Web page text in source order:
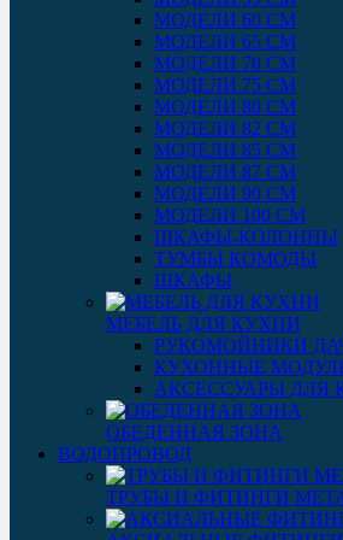
МОДЕЛИ 60 СМ
МОДЕЛИ 65 СМ
МОДЕЛИ 70 СМ
МОДЕЛИ 75 СМ
МОДЕЛИ 80 СМ
МОДЕЛИ 82 СМ
МОДЕЛИ 85 СМ
МОДЕЛИ 87 СМ
МОДЕЛИ 90 СМ
МОДЕЛИ 100 СМ
ШКАФЫ-КОЛОННЫ
ТУМБЫ КОМОДЫ
ШКАФЫ
МЕБЕЛЬ ДЛЯ КУХНИ
РУКОМОЙНИКИ
КУХОННЫЕ
АКСЕССУАРЫ ДЛЯ
ОБЕДЕННАЯ ЗОНА
ВОДОПРОВОД
ТРУБЫ И ФИТИНГИ